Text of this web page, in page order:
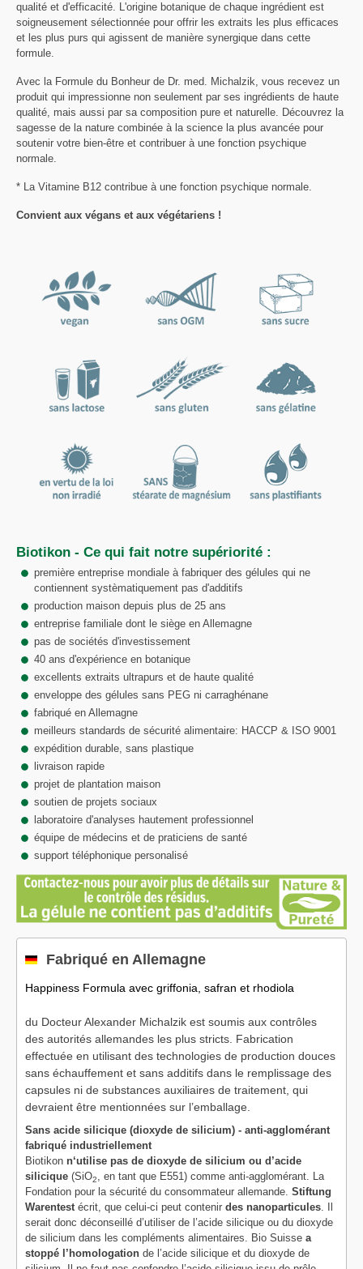
qualité et d'efficacité. L'origine botanique de chaque ingrédient est
soigneusement sélectionnée pour offrir les extraits les plus efficaces
et les plus purs qui agissent de manière synergique dans cette
formule.
Avec la Formule du Bonheur de Dr. med. Michalzik, vous recevez un
produit qui impressionne non seulement par ses ingrédients de haute
qualité, mais aussi par sa composition pure et naturelle. Découvrez la
sagesse de la nature combinée à la science la plus avancée pour
soutenir votre bien-être et contribuer à une fonction psychique
normale.
* La Vitamine B12 contribue à une fonction psychique normale.
Convient aux végans et aux végétariens !
Biotikon - Ce qui fait notre supériorité :
première entreprise mondiale à fabriquer des gélules qui ne
contiennent systèmatiquement pas d'additifs
production maison depuis plus de 25 ans
entreprise familiale dont le siège en Allemagne
pas de sociétés d'investissement
40 ans d'expérience en botanique
excellents extraits ultrapurs et de haute qualité
enveloppe des gélules sans PEG ni carraghénane
fabriqué en Allemagne
meilleurs standards de sécurité alimentaire: HACCP & ISO 9001
expédition durable, sans plastique
livraison rapide
projet de plantation maison
soutien de projets sociaux
laboratoire d'analyses hautement professionnel
équipe de médecins et de praticiens de santé
support téléphonique personalisé
Fabriqué en Allemagne
Happiness Formula avec griffonia, safran et rhodiola
du Docteur Alexander Michalzik est soumis aux contrôles
des autorités allemandes les plus stricts. Fabrication
effectuée en utilisant des technologies de production douces
sans échauffement et sans additifs dans le remplissage des
capsules ni de substances auxiliaires de traitement, qui
devraient être mentionnées sur l’emballage.
Sans acide silicique (dioxyde de silicium) - anti-agglomérant
fabriqué industriellement
Biotikon n‘utilise pas de dioxyde de silicium ou d’acide
silicique (SiO2, en tant que E551) comme anti-agglomérant. La
Fondation pour la sécurité du consommateur allemande. Stiftung
Warentestécrit, que celui-ci peut contenir des nanoparticules. Il
serait donc déconseillé d’utiliser de l’acide silicique ou du dioxyde
de silicium dans les compléments alimentaires. Bio Suisse a
stoppé l’homologation de l’acide silicique et du dioxyde de